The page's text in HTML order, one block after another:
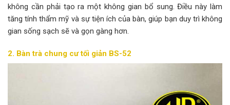
không cần phải tạo ra một không gian bổ sung. Điều này làm
tăng tính thẩm mỹ và sự tiện ích của bàn, giúp bạn duy trì không
gian sống sạch sẽ và gọn gàng hơn.
2. Bàn trà chung cư tối giản BS-52